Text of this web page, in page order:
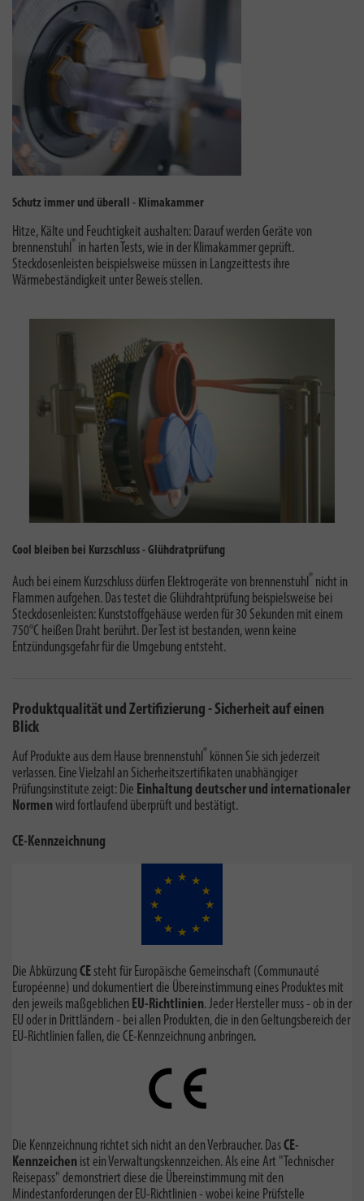
Schutz immer und überall - Klimakammer
Hitze, Kälte und Feuchtigkeit aushalten: Darauf werden Geräte von
brennenstuhl® in harten Tests, wie in der Klimakammer geprüft.
Steckdosenleisten beispielsweise müssen in Langzeittests ihre
Wärmebeständigkeit unter Beweis stellen.
Cool bleiben bei Kurzschluss - Glühdratprüfung
Auch bei einem Kurzschluss dürfen Elektrogeräte von brennenstuhl ® nicht in
Flammen aufgehen. Das testet die Glühdrahtprüfung beispielsweise bei
Steckdosenleisten: Kunststoffgehäuse werden für 30 Sekunden mit einem
750°C heißen Draht berührt. Der Test ist bestanden, wenn keine
Entzündungsgefahr für die Umgebung entsteht.
Produktqualität und Zertifizierung - Sicherheit auf einen
Blick
Auf Produkte aus dem Hause brennenstuhl ® können Sie sich jederzeit
verlassen. Eine Vielzahl an Sicherheitszertifikaten unabhängiger
Prüfungsinstitute zeigt: Die Einhaltung deutscher und internationaler
Normenwird fortlaufend überprüft und bestätigt.
CE-Kennzeichnung
Die Abkürzung CEsteht für Europäische Gemeinschaft (Communauté
Européenne) und dokumentiert die Übereinstimmung eines Produktes mit
den jeweils maßgeblichen EU-Richtlinien. Jeder Hersteller muss - ob in der
EU oder in Drittländern - bei allen Produkten, die in den Geltungsbereich der
EU-Richtlinien fallen, die CE-Kennzeichnung anbringen.
Die Kennzeichnung richtet sich nicht an den Verbraucher. DasCE-
Kennzeichen ist ein Verwaltungskennzeichen. Als eine Art "Technischer
Reisepass" demonstriert diese die Übereinstimmung mit den
Mindestanforderungen der EU-Richtlinien - wobei keine Prüfstelle